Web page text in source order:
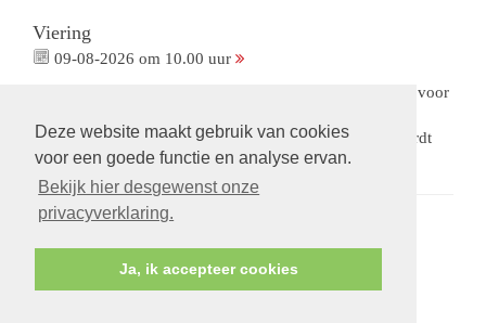
Deze website maakt gebruik van cookies
voor een goede functie en analyse ervan.
Bekijk hier desgewenst onze
privacyverklaring.
Ja, ik accepteer cookies
Viering
09-08-2026 om 10.00 uur
Viering met gemeenteleden als voorganger. Met collecte voor
beschikbaar via een besloten omgeving.Op verzoek
wordt
een link gestuurd.